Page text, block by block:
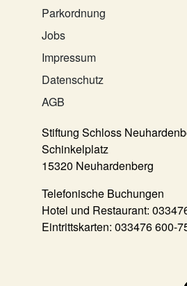
Parkordnung
Jobs
Impressum
Datenschutz
AGB
Stiftung Schloss
Schinkelplatz
15320 Neuhardenberg
Telefonische Buchungen
Hotel und Restaurant:
Eintrittskarten: 033476 600-